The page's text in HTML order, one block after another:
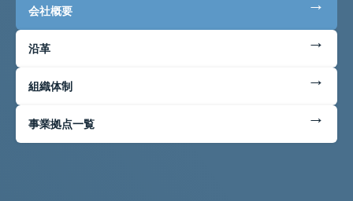
会社概要 ←
沿革 ←
組織体制 ←
事業拠点一覧 ←